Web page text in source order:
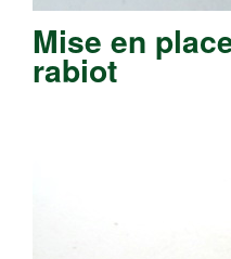
Mise en
rabiot